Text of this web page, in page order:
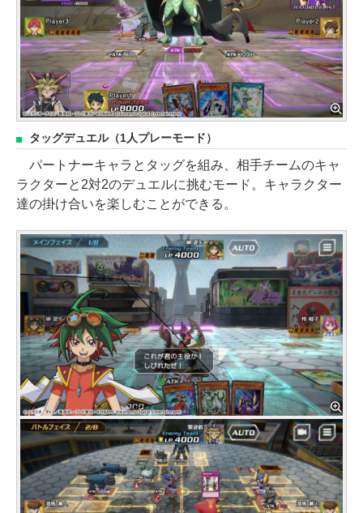
タッグデュエル（1人プレーモード）
パートナーキャラとタッグを組み、相手チームのキャ
ラクターと2対2のデュエルに挑むモード。キャラクター
達の掛け合いを楽しむことができる。